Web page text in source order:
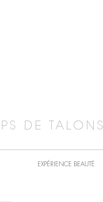
DE TALONS
EXPÉRIENCE BEAUTÉ